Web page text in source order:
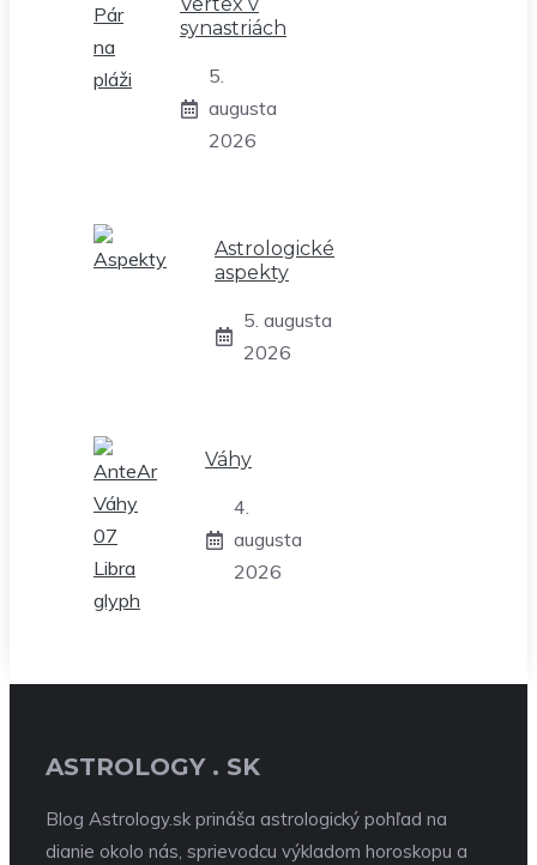
synastriách
5.
augusta
2026
Astrologické
aspekty
5. augusta
2026
Váhy
4.
augusta
2026
ASTROLOGY . SK
Blog Astrology.sk prináša astrologický pohľad na
dianie okolo nás, sprievodcu výkladom horoskopu a